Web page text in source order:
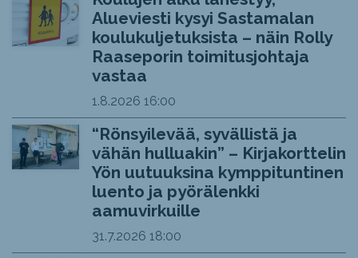
Alueviesti kysyi Sastamalan
koulukuljetuksista – näin Rolly
Raaseporin toimitusjohtaja
vastaa
1.8.2026 16:00
“Rönsyilevää, syvällistä ja
vähän hulluakin” – Kirjakorttelin
Yön uutuuksina kymppituntinen
luento ja pyörälenkki
aamuvirkuille
31.7.2026 18:00